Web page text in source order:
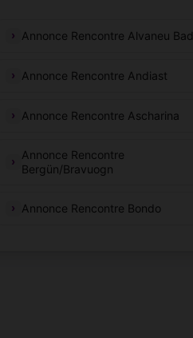
Annonce Rencontre Alvaneu Bad
Annonce Rencontre Andiast
Annonce Rencontre Ascharina
Annonce Rencontre
Bergün/Bravuogn
Annonce Rencontre Bondo